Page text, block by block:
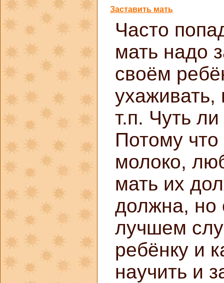
Заставить мать
Часто
мать надо
своём
ухаживать,
т.п. Чуть
Потому
молоко,
мать их
должна, но
лучшем
ребёнку и
научить и